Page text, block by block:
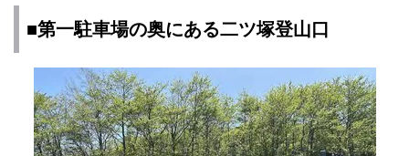
■第一駐車場の奥にある二ツ塚登山口